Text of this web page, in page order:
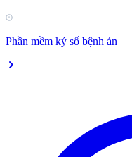
Phần mềm ký số bệnh án